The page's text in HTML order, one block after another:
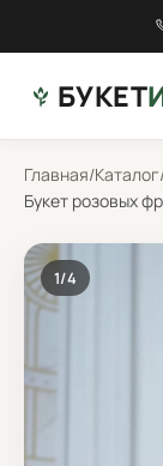
БУКЕТ
Главная/Каталог
Букет розовых
1/4